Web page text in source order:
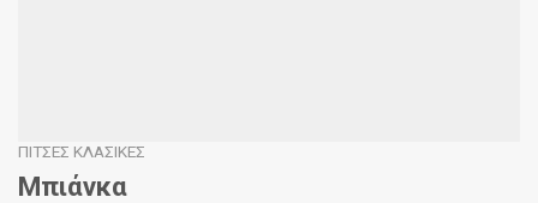
ΠΊΤΣΕΣ ΚΛΑΣΙΚΈΣ
Μπιάνκα